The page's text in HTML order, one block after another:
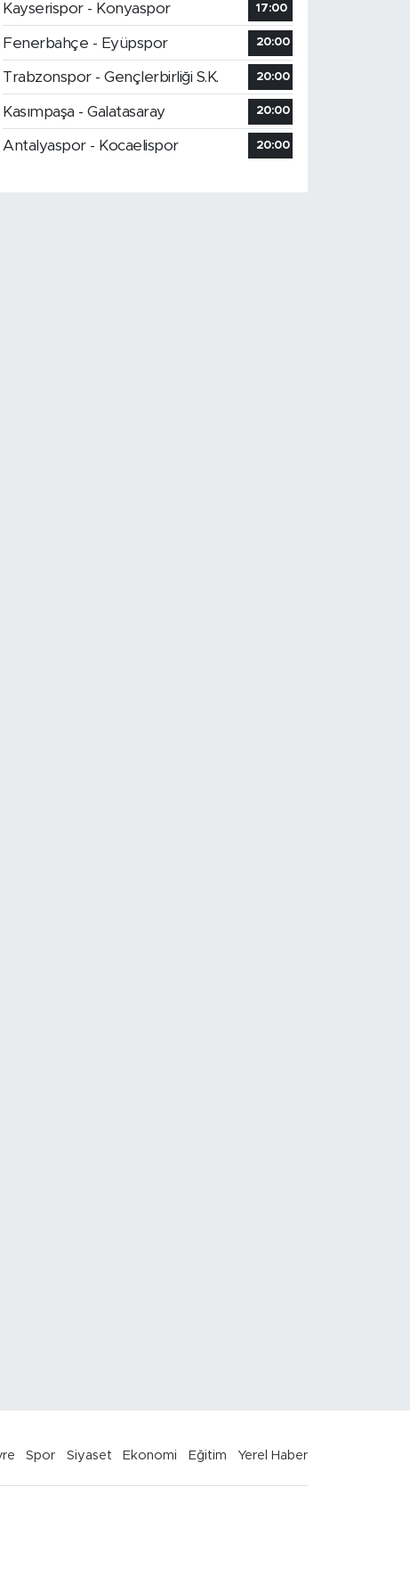
Kayserispor - Konyaspor
17:00
Fenerbahçe - Eyüpspor 20:00
Trabzonspor - Gençlerbirliği S.K. 20:00
Kasımpaşa - Galatasaray 20:00
Antalyaspor - Kocaelispor 20:00
Spor Siyaset Ekonomi Eğitim Yerel Haber